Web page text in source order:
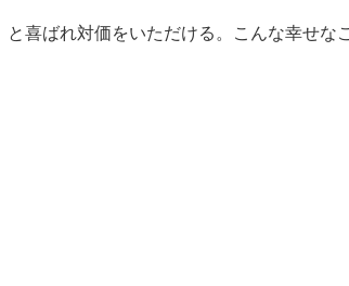
と喜ばれ対価をいただける。こんな幸せな